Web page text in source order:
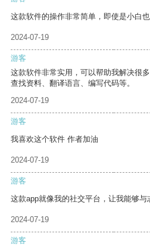
这款软件的操作非常简单，即使是小白也
2024-07-19
游客
这款软件非常实用，可以帮助我解决很
查找资料、翻译语言、编写代码等。
2024-07-19
游客
我喜欢这个软件 作者加油
2024-07-19
游客
这款app就像我的社交平台，让我能够与
2024-07-19
游客